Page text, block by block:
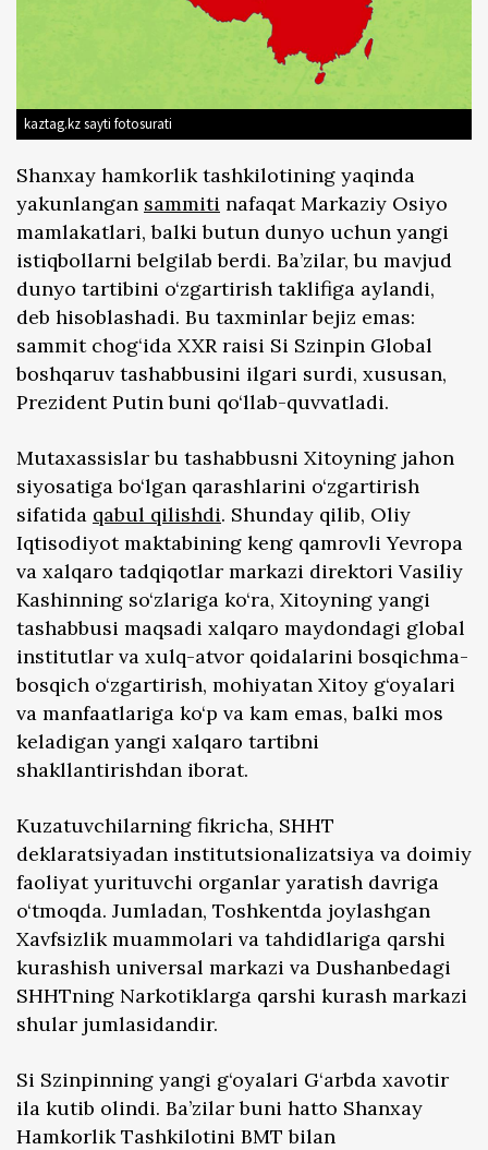
kaztag.kz sayti fotosurati
Shanxay hamkorlik tashkilotining yaqinda
yakunlangan sammiti nafaqat Markaziy Osiyo
mamlakatlari, balki butun dunyo uchun yangi
istiqbollarni belgilab berdi. Ba’zilar, bu mavjud
dunyo tartibini o‘zgartirish taklifiga aylandi,
deb hisoblashadi. Bu taxminlar bejiz emas:
sammit chog‘ida XXR raisi Si Szinpin Global
boshqaruv tashabbusini ilgari surdi, xususan,
Prezident Putin buni qo‘llab-quvvatladi.
Mutaxassislar bu tashabbusni Xitoyning jahon
siyosatiga bo‘lgan qarashlarini o‘zgartirish
sifatida qabul qilishdi. Shunday qilib, Oliy
Iqtisodiyot maktabining keng qamrovli Yevropa
va xalqaro tadqiqotlar markazi direktori Vasiliy
Kashinning so‘zlariga ko‘ra, Xitoyning yangi
tashabbusi maqsadi xalqaro maydondagi global
institutlar va xulq-atvor qoidalarini bosqichma-
bosqich o‘zgartirish, mohiyatan Xitoy g‘oyalari
va manfaatlariga ko‘p va kam emas, balki mos
keladigan yangi xalqaro tartibni
shakllantirishdan iborat.
Kuzatuvchilarning fikricha, SHHT
deklaratsiyadan institutsionalizatsiya va doimiy
faoliyat yurituvchi organlar yaratish davriga
o‘tmoqda. Jumladan, Toshkentda joylashgan
Xavfsizlik muammolari va tahdidlariga qarshi
kurashish universal markazi va Dushanbedagi
SHHTning Narkotiklarga qarshi kurash markazi
shular jumlasidandir.
Si Szinpinning yangi g‘oyalari G‘arbda xavotir
ila kutib olindi. Ba’zilar buni hatto Shanxay
Hamkorlik Tashkilotini BMT bilan